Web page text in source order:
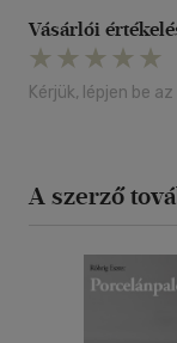
Vásárlói
Kérjük, lépjen be
A szerző